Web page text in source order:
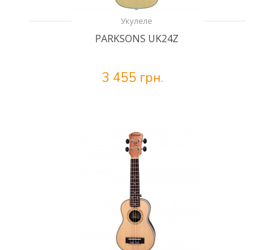
Укулеле
PARKSONS UK24Z
3 455 грн.